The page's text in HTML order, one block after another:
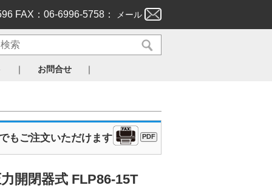
FAX：06-6996-5758： メール
｜ お問合せ ｜
もご注文いただけます PDF
開閉器式 FLP86-15T